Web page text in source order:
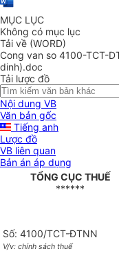
MỤC LỤC
Không có mục lục
Tải về (WORD)
Cong van so 4100-TCT-
dinh).doc
Tải lược đồ
Nội dung VB
Văn bản gốc
Tiếng anh
Lược đồ
VB liên quan
Bản án áp dụng
TỔNG CỤC THUẾ
******
Số: 4100/TCT-ĐTNN
V/v: chính sách thuế